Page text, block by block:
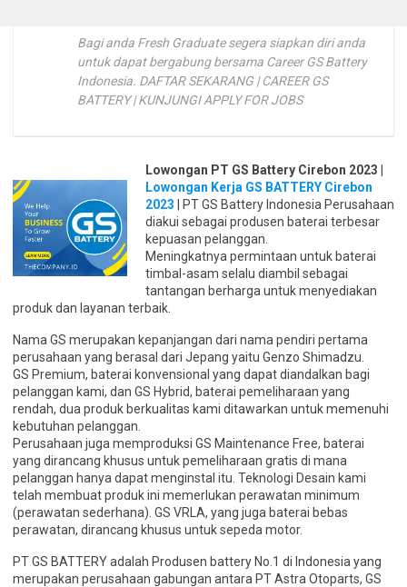
Bagi anda Fresh Graduate segera siapkan diri anda
untuk dapat bergabung bersama Career GS Battery
Indonesia. DAFTAR SEKARANG | CAREER GS
BATTERY | KUNJUNGI APPLY FOR JOBS
Lowongan PT GS Battery Cirebon 2023 |
Lowongan Kerja GS BATTERY Cirebon
2023 | PT GS Battery Indonesia Perusahaan
diakui sebagai produsen baterai terbesar
kepuasan pelanggan.
Meningkatnya permintaan untuk baterai
timbal-asam selalu diambil sebagai
tantangan berharga untuk menyediakan
produk dan layanan terbaik.
Nama GS merupakan kepanjangan dari nama pendiri pertama
perusahaan yang berasal dari Jepang yaitu Genzo Shimadzu.
GS Premium, baterai konvensional yang dapat diandalkan bagi
pelanggan kami, dan GS Hybrid, baterai pemeliharaan yang
rendah, dua produk berkualitas kami ditawarkan untuk memenuhi
kebutuhan pelanggan.
Perusahaan juga memproduksi GS Maintenance Free, baterai
yang dirancang khusus untuk pemeliharaan gratis di mana
pelanggan hanya dapat menginstal itu. Teknologi Desain kami
telah membuat produk ini memerlukan perawatan minimum
(perawatan sederhana). GS VRLA, yang juga baterai bebas
perawatan, dirancang khusus untuk sepeda motor.
PT GS BATTERY adalah Produsen battery No.1 di Indonesia yang
merupakan perusahaan gabungan antara PT Astra Otoparts, GS